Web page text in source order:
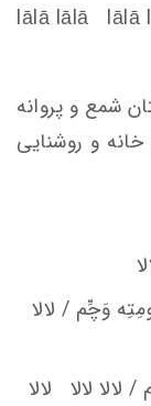
lālā lālā lālā
شمع و پروانه
و روشنایی
وَچِّم / لالا
لالا لالا لالا